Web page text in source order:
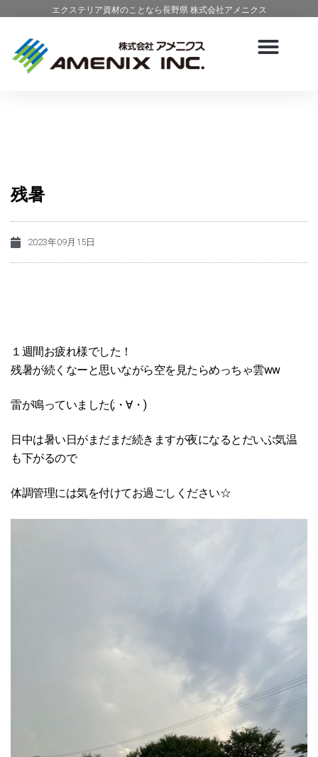
エクステリア資材のことなら長野県 株式会社アメニクス
残暑
2023年09月15日
１週間お疲れ様でした！
残暑が続くなーと思いながら空を見たらめっちゃ雲ww
雷が鳴っていました(;・∀・)
日中は暑い日がまだまだ続きますが夜になるとだいぶ気温
も下がるので
体調管理には気を付けてお過ごしください☆